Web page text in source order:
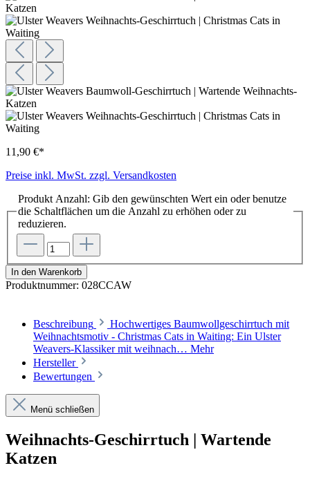
11,90 €*
Preise inkl. MwSt. zzgl. Versandkosten
Produkt Anzahl: Gib den gewünschten Wert ein oder benutze
die Schaltflächen um die Anzahl zu erhöhen oder zu
reduzieren.
In den Warenkorb
Produktnummer: 028CCAW
Beschreibung
Hochwertiges Baumwollgeschirrtuch mit
Weihnachtsmotiv - Christmas Cats in Waiting: Ein Ulster
Weavers-Klassiker mit weihnach… Mehr
Hersteller
Bewertungen
Menü schließen
Weihnachts-Geschirrtuch | Wartende
Katzen